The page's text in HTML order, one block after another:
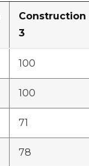
Construction
3
100
100
71
78